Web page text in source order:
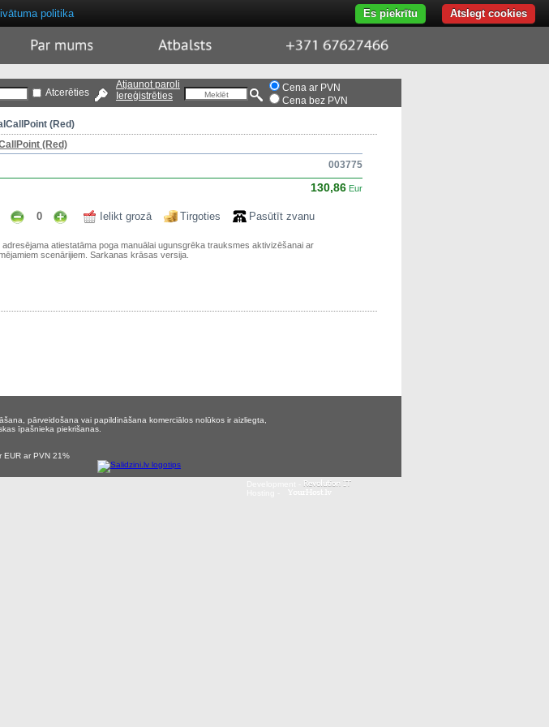
Us
676-
274-
66
Atcerēties
Atjaunot paroli
Iereģistrēties
Cena ar PVN
Cena bez PVN
(Red)
(Red)
003775
130,86 Eur
0 Ielikt grozā Tirgoties Pasūtīt zvanu
adresējama atiestatāma poga manuālai ugunsgrēka trauksmes aktivizēšanai ar
scenārijiem. Sarkanas krāsas versija.
pārveidošana vai papildināšana komerciālos nolūkos ir aizliegta,
īpašnieka piekrišanas.
EUR ar PVN 21%
politika Atslegt cookies
Es piekrītu